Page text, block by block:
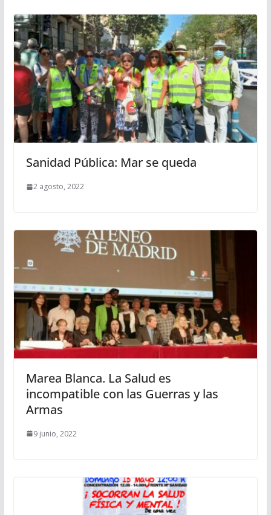
Sanidad Pública: Mar se queda
2 agosto, 2022
Marea Blanca. La Salud es
incompatible con las Guerras y las
Armas
9 junio, 2022